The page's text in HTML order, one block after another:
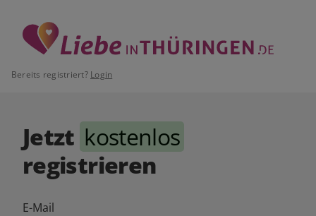
Bereits registriert? Login
Jetzt kostenlos
registrieren
E-Mail